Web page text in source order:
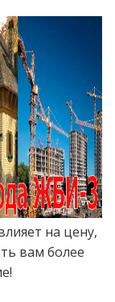
на цену,
вам более